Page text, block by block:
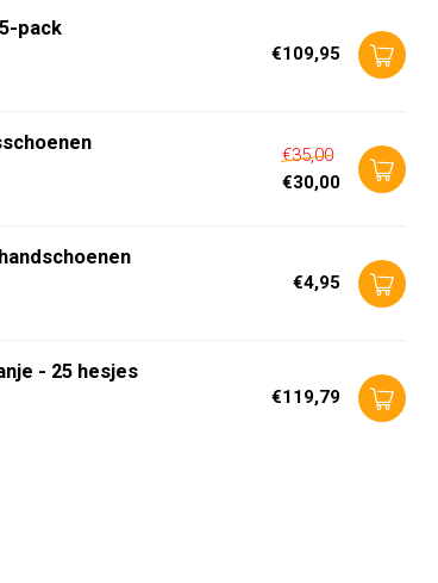
pack
€109,95
€35,00
€30,00
€4,95
- 25 hesjes
€119,79